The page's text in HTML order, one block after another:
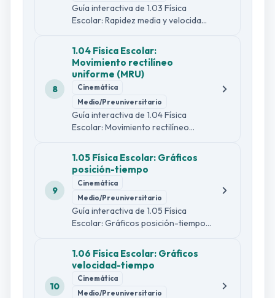
Guía interactiva de 1.03 Física
Escolar: Rapidez media y velocidad
formal, ejemplo guiado,
comprobaciones de lectura, dos
infografías y 30 preguntas
diagnósticas.
8
1.04 Física Escolar:
Movimiento rectilíneo
uniforme (MRU)
Cinemática
Medio/Preuniversitario
Guía interactiva de 1.04 Física
Escolar: Movimiento rectilíneo
sencilla y formal, ejemplo guiado,
comprobaciones de lectura, dos
infografías y 30 preguntas
diagnósticas.
9
1.05 Física Escolar: Gráficos
posición-tiempo
Cinemática
Medio/Preuniversitario
Guía interactiva de 1.05 Física
Escolar: Gráficos posición-tiempo
ejemplo guiado, comprobaciones
de lectura, dos infografías y 30
preguntas diagnósticas.
10
1.06 Física Escolar: Gráficos
velocidad-tiempo
Cinemática
Medio/Preuniversitario